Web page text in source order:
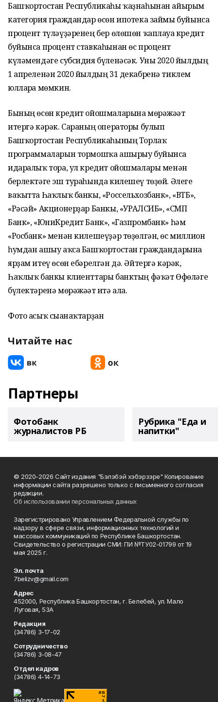
Башҡортостан Республикаһы ҡаҙнаһынан айырым
категория граждандар өсөн ипотека займы буйынса
процент түләүҙәренең бер өлөшөн ҡаплауға кредит
буйынса процент ставкаһынан өс процент
күләмендәге субсидия бүленәсәк. Уны 2020 йылдың
1 апреленән 2020 йылдың 31 декабренә тиклем
юлларға мөмкин.
Бының өсөн кредит ойошмаларына мөрәжәғәт
итергә кәрәк. Сараның операторы булып
Башҡортостан Республикаһының Торлаҡ
программаларын тормошҡа ашырыу буйынса
идаралыҡ тора, ул кредит ойошмалары менән
берлектәге эш тураһында килешеү төҙөй. Әлеге
ваҡытта Һаҡлыҡ банкы, «Россельхозбанк», «ВТБ»,
«Рәсәй» Акционерҙар Банкы, «УРАЛСИБ», «СМП
Банк», «ЮниКредит Банк», «Газпромбанк» һәм
«Росбанк» менән килешеүҙәр төҙөлгән, өс миллион
һумдан ашыу аҡса Башҡортостан граждандарына
ярҙам итеү өсөн ебәрелгән дә. Әйтергә кәрәк,
Һаҡлыҡ банкы клиенттары банктың фәҡәт Өфөләге
бүлектәренә мөрәжәғәт итә ала.
Фото асыҡ сығанаҡтарҙан
Читайте нас
Партнеры
Фотобанк
журналистов РБ
Рубрика "Еда и
напитки"
© 2020-2026 Сайт издания "Бэлэбэй хэбэрзэре" Копирование
информации сайта разрешено только с письменного согласия
редакции.
Об использовании персональных данных
Зарегистрировано Управлением Федеральной службы по
надзору в сфере связи, информационных технологий и
массовых коммуникаций по Республике Башкортостан.
Свидетельство о регистрации СМИ: ПИ №ТУ02-01799 от 19
мая 2025 г.
Эл. почта
7belizv@gmail.com
Адрес
452000, Республика Башкортостан, г. Белебей, ул. Мало
Луговая, 53А
Редакция
(34786) 3-17-02
Сотрудничество
(34786) 3-08-47
Отдел кадров
(34786) 4-14-73